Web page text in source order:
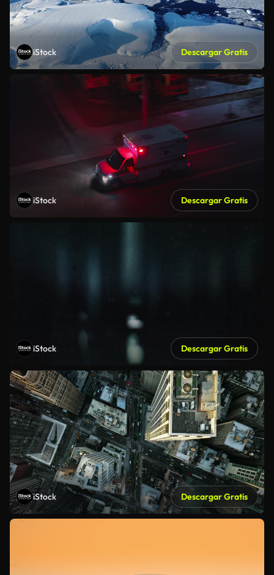
iStock Descargar Gratis
iStock Descargar Gratis
iStock Descargar Gratis
iStock Descargar Gratis